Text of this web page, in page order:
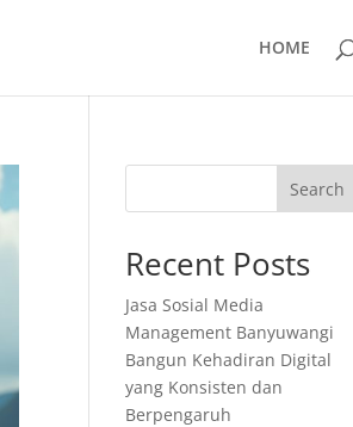
HOME
Search
Recent Posts
Jasa Sosial Media
Management Banyuwangi
Bangun Kehadiran Digital
yang Konsisten dan
Berpengaruh